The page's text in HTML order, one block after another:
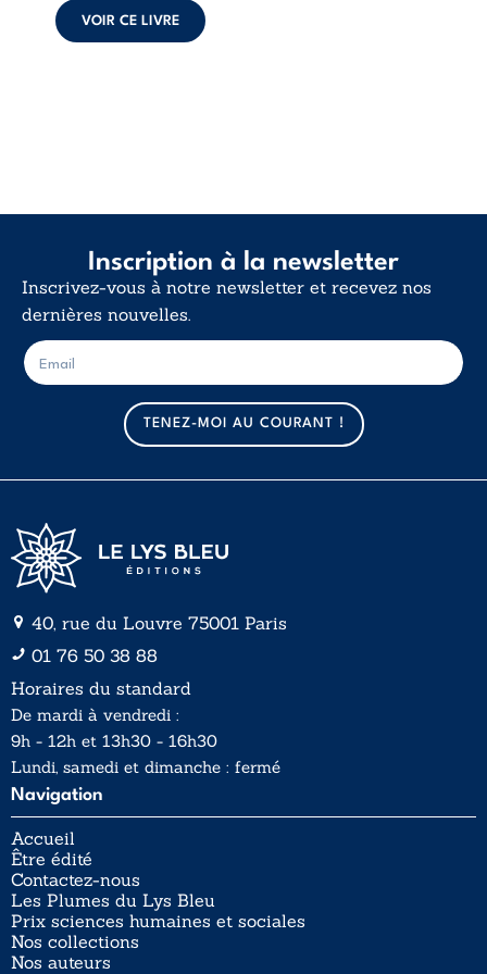
déclaration
d’existence pour ...
VOIR CE LIVRE
Inscription à la newsletter
Inscrivez-vous à notre newsletter et recevez nos
dernières nouvelles.
m
a
i
l
E
-
m
TENEZ-MOI AU COURANT !
40, rue du Louvre 75001 Paris
01 76 50 38 88
Horaires du standard
De mardi à vendredi :
9h - 12h et 13h30 - 16h30
Lundi, samedi et dimanche : fermé
Navigation
Accueil
Être édité
Contactez-nous
Les Plumes du Lys Bleu
Prix sciences humaines et sociales
Nos collections
Nos auteurs